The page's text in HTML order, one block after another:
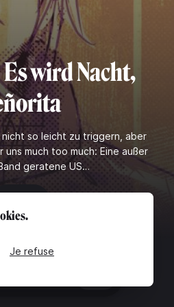
wird Nacht,
nicht so leicht zu triggern, aber
much too much: Eine außer
geratene US…
Je refuse